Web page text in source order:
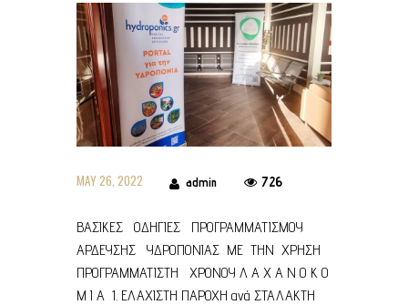
MAY 26, 2022 admin 726
ΒΑΣΙΚΕΣ ΟΔΗΓΙΕΣ ΠΡΟΓΡΑΜΜΑΤΙΣΜΟΥ
ΑΡΔΕΥΣΗΣ ΥΔΡΟΠΟΝΙΑΣ ΜΕ ΤΗΝ ΧΡΗΣΗ
ΠΡΟΓΡΑΜΜΑΤΙΣΤΗ ΧΡΟΝΟΥ Λ Α Χ Α Ν Ο Κ Ο
Μ Ι Α 1. ΕΛΑΧΙΣΤΗ ΠΑΡΟΧΗ ανά ΣΤΑΛΑΚΤΗ